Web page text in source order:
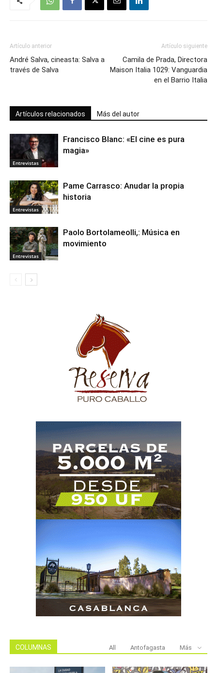
Artículo anterior
André Salva, cineasta: Salva a
través de Salva
Artículo siguiente
Camila de Prada, Directora
Maison Italia 1029: Vanguardia
en el Barrio Italia
Artículos relacionados Más del autor
Entrevistas
Francisco Blanc: «El cine es pura
magia»
Entrevistas
Pame Carrasco: Anudar la propia
historia
Entrevistas
Paolo Bortolameolli,: Música en
movimiento
COLUMNAS All Antofagasta Más